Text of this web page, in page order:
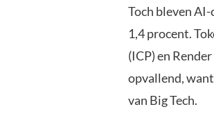
Toch bleven
1,4 procent.
(ICP) en
opvallend,
van Big Tech.